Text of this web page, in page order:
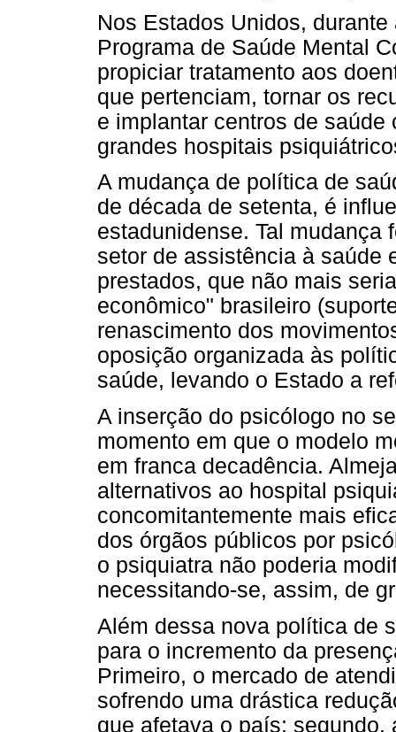
Nos Estados Unidos,
Programa de Saúde Mental
propiciar tratamento aos
que pertenciam, tornar os
e implantar centros de
grandes hospitais
A mudança de política de
de década de setenta, é
estadunidense. Tal mudança
setor de assistência à saúde
prestados, que não mais
econômico" brasileiro
renascimento dos
oposição organizada às
saúde, levando o Estado a
A inserção do psicólogo no
momento em que o modelo
em franca decadência.
alternativos ao hospital
concomitantemente mais
dos órgãos públicos por
o psiquiatra não poderia
necessitando-se, assim, de
Além dessa nova política de
para o incremento da
Primeiro, o mercado de
sofrendo uma drástica
que afetava o país;